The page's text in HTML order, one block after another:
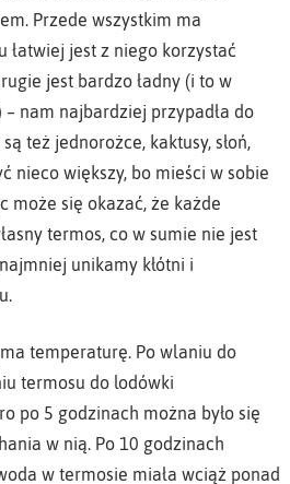
Przede wszystkim ma
łatwiej jest z niego korzystać
jest bardzo ładny (i to w
nam najbardziej przypadła do
też jednorożce, kaktusy, słoń,
nieco większy, bo mieści w sobie
może się okazać, że każde
termos, co w sumie nie jest
unikamy kłótni i
temperaturę. Po wlaniu do
termosu do lodówki
po 5 godzinach można było się
w nią. Po 10 godzinach
w termosie miała wciąż ponad